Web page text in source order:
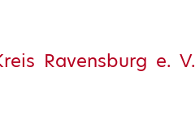
Ravensburg e. V.